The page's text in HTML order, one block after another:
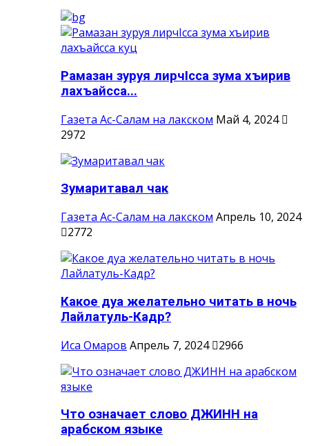
Рамазан зуруя лирчIсса зума хъирив
лахъайсса...
Газета Ас-Салам на лакском Май 4, 2024
2972
Зумаритавал чак
Газета Ас-Салам на лакском Апрель 10, 2024
2772
Какое дуа желательно читать в ночь
Лайлатуль-Кадр?
Иса Омаров Апрель 7, 2024 2966
Что означает слово ДЖИНН на
арабском языке